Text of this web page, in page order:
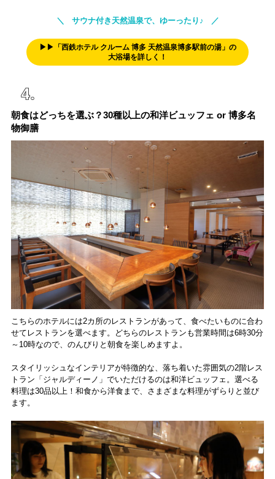
＼ サウナ付き天然温泉で、ゆーったり♪ ／
▶▶「西鉄ホテル クルーム 博多 天然温泉博多駅前の湯」の
大浴場を詳しく！
朝食はどっちを選ぶ？30種以上の和洋ビュッフェ or 博多名
物御膳
こちらのホテルには2カ所のレストランがあって、食べたいものに合わ
せてレストランを選べます。どちらのレストランも営業時間は6時30分
～10時なので、のんびりと朝食を楽しめますよ。
スタイリッシュなインテリアが特徴的な、落ち着いた雰囲気の2階レス
トラン「ジャルディーノ」でいただけるのは和洋ビュッフェ。選べる
料理は30品以上！和食から洋食まで、さまざまな料理がずらりと並び
ます。